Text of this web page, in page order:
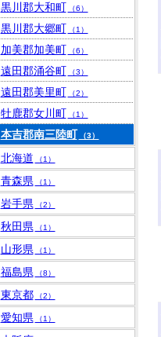
黒川郡大和町 （6）
黒川郡大郷町 （1）
加美郡加美町 （6）
遠田郡涌谷町 （3）
遠田郡美里町 （2）
牡鹿郡女川町 （1）
本吉郡南三陸町 （3）
北海道 （1）
青森県 （1）
岩手県 （2）
秋田県 （1）
山形県 （1）
福島県 （8）
東京都 （2）
愛知県 （1）